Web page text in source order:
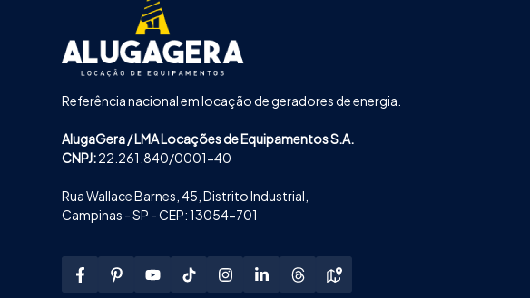
Referência nacional em locação de geradores de energia.
AlugaGera / LMA Locações de Equipamentos S.A.
CNPJ:22.261.840/0001-40
Rua Wallace Barnes, 45, Distrito Industrial,
Campinas - SP - CEP: 13054-701